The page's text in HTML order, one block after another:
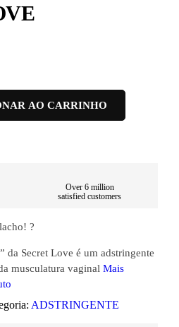
AO CARRINHO
Over 6 million
satisfied customers
?
da Secret Love é um adstringente
musculatura vaginal Mais
ADSTRINGENTE